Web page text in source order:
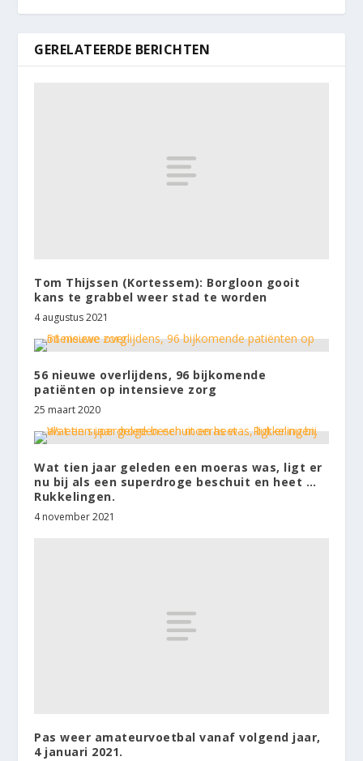
GERELATEERDE BERICHTEN
Tom Thijssen (Kortessem): Borgloon gooit
kans te grabbel weer stad te worden
4 augustus 2021
56 nieuwe overlijdens, 96 bijkomende
patiënten op intensieve zorg
25 maart 2020
Wat tien jaar geleden een moeras was, ligt er
nu bij als een superdroge beschuit en heet …
Rukkelingen.
4 november 2021
Pas weer amateurvoetbal vanaf volgend jaar,
4 januari 2021.